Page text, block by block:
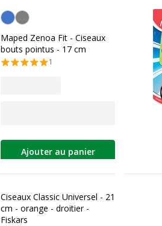
Personnalisation de la couleur
Maped Zenoa Fit - Ciseaux
bouts pointus - 17 cm
1
Ajouter au panier
Ciseaux Classic Universel - 21
cm - orange - droitier -
Fiskars